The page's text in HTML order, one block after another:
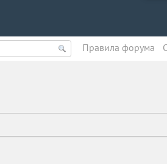
Правила форума